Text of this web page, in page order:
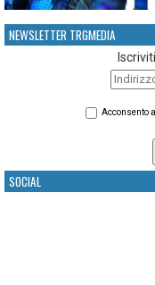
NEWSLETTER TRGMEDIA
Acconsento
SOCIAL